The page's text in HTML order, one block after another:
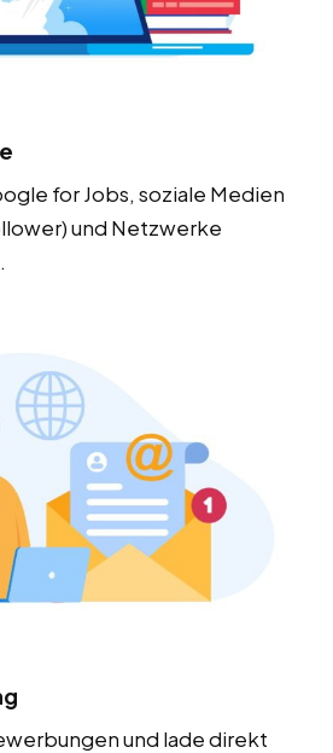
for Jobs, soziale Medien
und Netzwerke
und lade direkt